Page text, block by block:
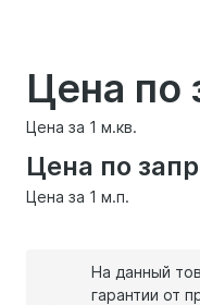
Цена по
Цена за 1 м.кв.
Цена по
Цена за 1 м.п.
На данный
гарантии от